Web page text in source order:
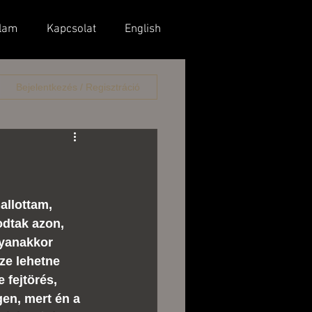
Kapcsolat English
Bejelentkezés / Regisztráció
azon,
lehetne
fejtörés,
mert én a